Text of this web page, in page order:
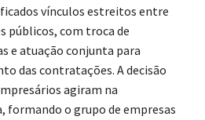
vínculos estreitos entre
públicos, com troca de
e atuação conjunta para
das contratações. A decisão
agiram na
formando o grupo de empresas